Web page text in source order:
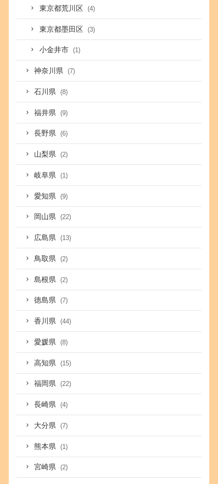
東京都荒川区 (4)
東京都墨田区 (3)
小金井市 (1)
神奈川県 (7)
石川県 (8)
福井県 (9)
長野県 (6)
山梨県 (2)
岐阜県 (1)
愛知県 (9)
岡山県 (22)
広島県 (13)
鳥取県 (2)
島根県 (2)
徳島県 (7)
香川県 (44)
愛媛県 (8)
高知県 (15)
福岡県 (22)
長崎県 (4)
大分県 (7)
熊本県 (1)
宮崎県 (2)